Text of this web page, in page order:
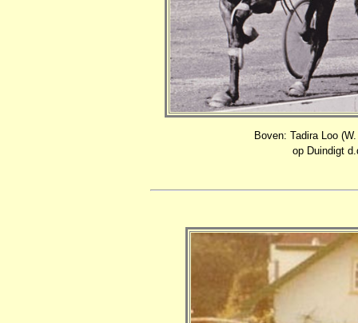
Boven: Tadira Loo
op Duindigt